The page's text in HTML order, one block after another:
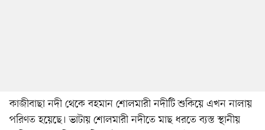
কাজীবাছা নদী থেকে বহমান শোলমারী নদীটি শুকিয়ে এখন নালায়
পরিণত হয়েছে। ভাটায় শোলমারী নদীতে মাছ ধরতে ব্যস্ত স্থানীয়